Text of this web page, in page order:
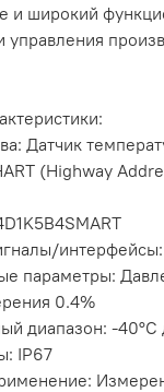
и широкий
управления
Датчик
(Highway
параметры:
0.4%
диапазон: -40°C
IP67